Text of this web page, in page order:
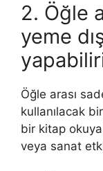
2. Öğle
yeme
Öğle arası
kullanılacak
bir kitap
veya sanat